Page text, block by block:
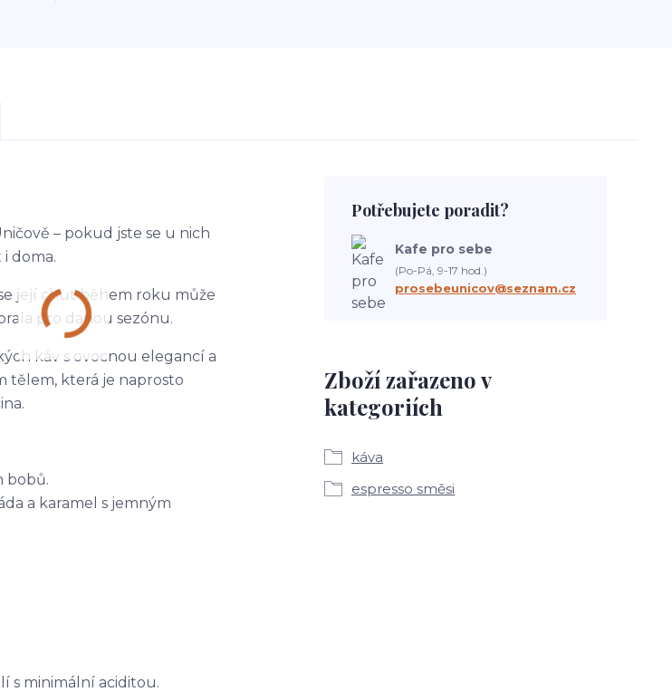
– pokud jste se u nich
doma.
její chuť během roku může
pro danou sezónu.
káv s ovocnou elegancí a
tělem, která je naprosto
bobů.
a karamel s jemným
s minimální aciditou.
Zboží zařazeno v
kategoriích
káva
espresso směsi
Potřebujete poradit?
Kafe pro sebe
(Po-Pá, 9-17 hod.)
prosebeunicov@seznam.cz